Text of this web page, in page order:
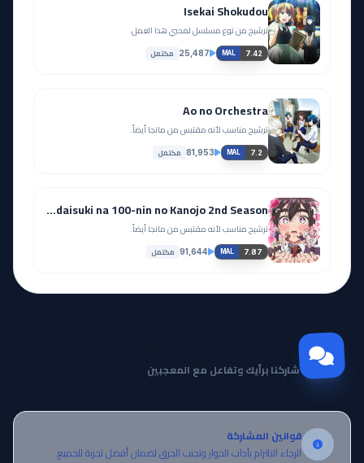
Isekai Shokudou
ترشيح من نوع مسلسل لمحبي هذا العمل.
MAL 7.42
25,487 مكتمل
Ao no Orchestra
ترشيح مناسب لأنه مقتبس من مانجا أيضاً.
MAL 7.2
81,953 مكتمل
Kimi no Koto ga Daidaidaidaidaisuki na 100-nin no Kanojo 2nd Season
ترشيح مناسب لأنه مقتبس من مانجا أيضاً.
MAL 7.87
91,644 مكتمل
مجتمع Otanyuu
شاركنا برأيك وتفاعل مع المعجبين
قوانين المشاركة
الرجاء الالتزام بآداب الحوار وتجنب الحرق لضمان أفضل تجربة للجميع.